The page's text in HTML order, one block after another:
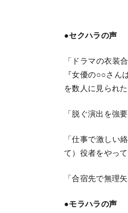
●セクハラの声
「ドラマの衣装
『女優の○○さん
を数人に見られた
「脱ぐ演出を強
「仕事で激しい
て）役者をやっ
「合宿先で無理
●モラハラの声